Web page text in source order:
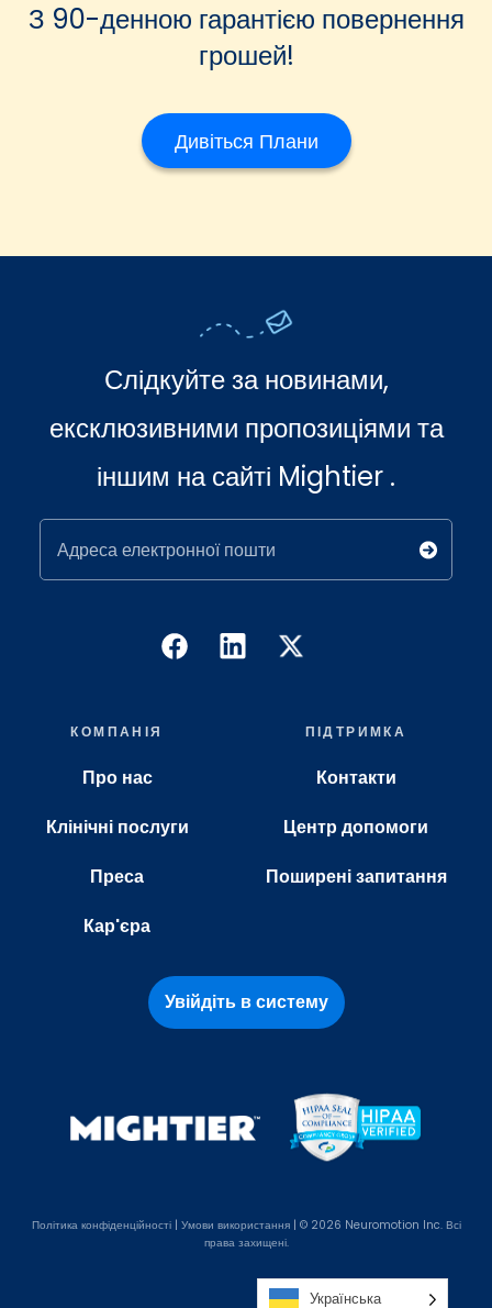
З 90-денною гарантією повернення
грошей!
Дивіться Плани
Слідкуйте за новинами,
ексклюзивними пропозиціями та
іншим на сайті Mightier .
Адреса електронної пошти
КОМПАНІЯ
Про нас
Клінічні послуги
Преса
Кар'єра
ПІДТРИМКА
Контакти
Центр допомоги
Поширені запитання
Увійдіть в систему
Політикаконфіденційності | Умови використання| © 2026 Neuromotion Inc. Всі
права захищені.
Українська